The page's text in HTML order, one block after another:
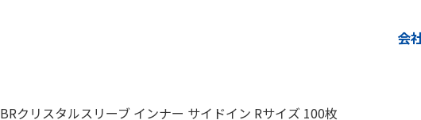
会
BRクリスタルスリーブ インナー サイドイン Rサイズ 100枚